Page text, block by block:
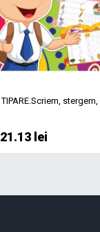
TIPARE.Scriem,
21.13 lei